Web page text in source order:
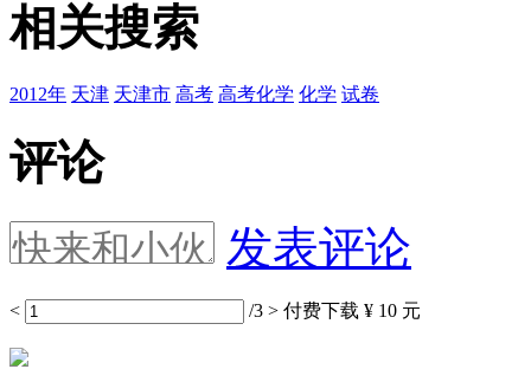
相关搜索
2012年 天津 天津市 高考 高考化学 化学 试卷
评论
发表评论
< /3 > 付费下载 ¥ 10 元